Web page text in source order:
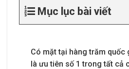
Mục lục bài viết
Có mặt tại hàng trăm quốc
là ưu tiên số 1 trong tất cả